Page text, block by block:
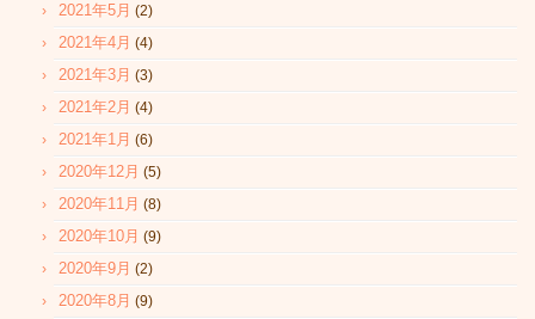
2021年5月 (2)
2021年4月 (4)
2021年3月 (3)
2021年2月 (4)
2021年1月 (6)
2020年12月 (5)
2020年11月 (8)
2020年10月 (9)
2020年9月 (2)
2020年8月 (9)